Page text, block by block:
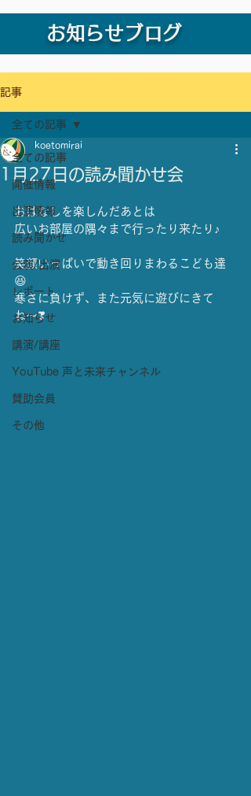
お知らせブログ
記事
全ての記事
開催情報
出演情報
読み聞かせ
公演/出演
レポート
お知らせ
講演/講座
YouTube 声と未来チャンネル
賛助会員
その他
全ての記事
1月27日の読み聞かせ会
koetomirai
おはなしを楽しんだあとは
広いお部屋の隅々まで行ったり来たり♪
笑顔いっぱいで動き回りまわるこども達
😆
寒さに負けず、また元気に遊びにきて
ね〜❣️